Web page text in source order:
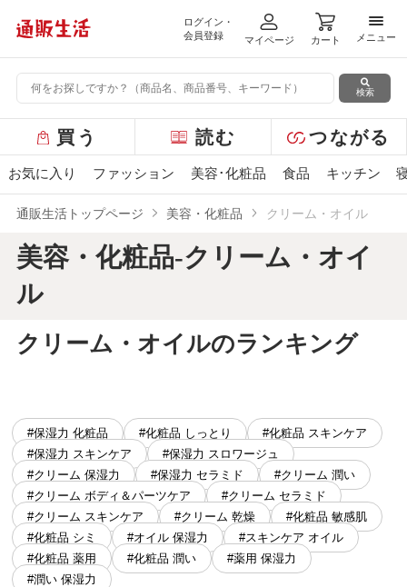
ログイン・
会員登録
マイページ カート
メニ
メニュー
検索
ー
バ
買う 読む つながる
お気に入り ファッション 美容･化粧品 食品 キッチン
通販生活トップページ 美容・化粧品 クリーム・オイル
美容・化粧品-クリーム・オイ
ル
クリーム・オイルのランキング
#保湿力 化粧品 #化粧品 しっとり
#化粧品 スキンケア
#保湿力 スキンケア
#保湿力 スロワージュ
#クリーム 保湿力
#保湿力 セラミド
#クリーム 潤い
#クリーム ボディ＆パーツケア
#クリーム セラミド
#クリーム スキンケア
#クリーム 乾燥
#化粧品 敏感肌
#化粧品 シミ
#オイル 保湿力
#スキンケア オイル
#化粧品 薬用
#化粧品 潤い
#薬用 保湿力
#潤い 保湿力